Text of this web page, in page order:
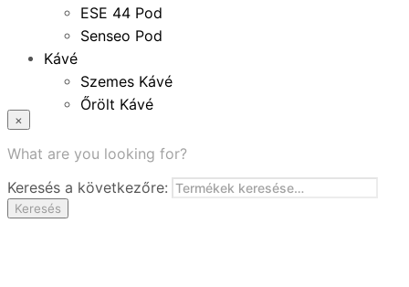
ESE 44 Pod
Senseo Pod
Kávé
Szemes Kávé
Őrölt Kávé
Instant Kávé
Zacskó Tea
Tartozékok
×
What are you looking for?
Keresés a következőre:
Keresés